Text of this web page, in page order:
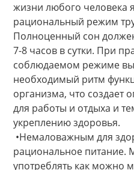
жизни любого человека
рациональный режим
Полноценный сон
7-8 часов в сутки. При
соблюдаемом режиме
необходимый ритм
организма, что создает
для работы и отдыха и
укреплению здоровья.
•Немаловажным для
рациональное питание.
употреблять как можно